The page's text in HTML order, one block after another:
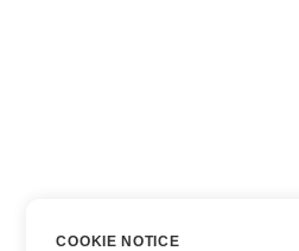
COOKIE NOTICE